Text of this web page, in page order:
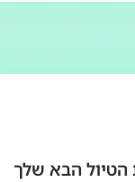
הטיול הבא שלך